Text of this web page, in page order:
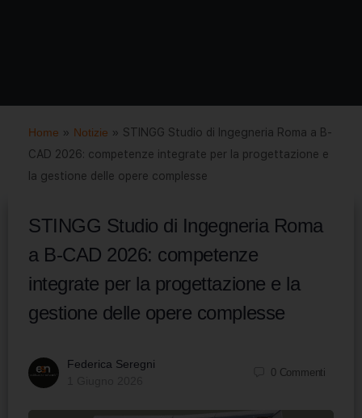
Home » Notizie » STINGG Studio di Ingegneria Roma a B-
CAD 2026: competenze integrate per la progettazione e
la gestione delle opere complesse
STINGG Studio di Ingegneria Roma
a B-CAD 2026: competenze
integrate per la progettazione e la
gestione delle opere complesse
Federica Seregni
0 Commenti